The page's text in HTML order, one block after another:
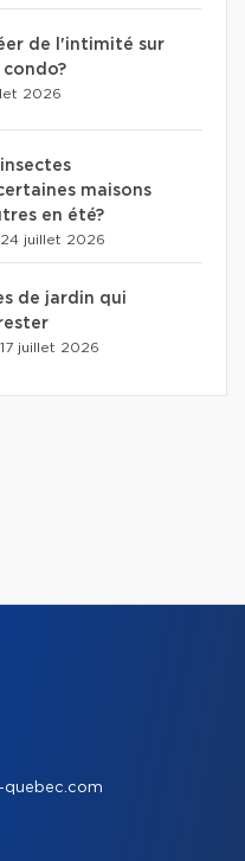
de l'intimité sur
2026
maisons
en été?
24 juillet 2026
de jardin qui
17 juillet 2026
quebec.com